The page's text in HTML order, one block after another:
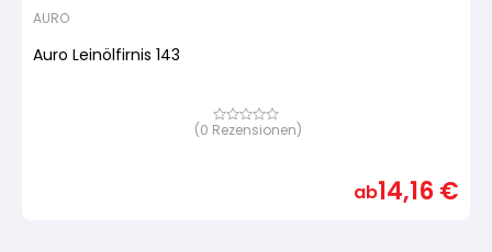
AURO
Auro Leinölfirnis 143
Bewertet
(0 Rezensionen)
ab14,16€